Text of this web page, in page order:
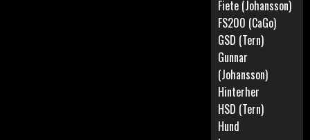
Fiete (Johansson)
FS200 (CaGo)
GSD (Tern)
Gunnar
(Johansson)
Hinterher
HSD (Tern)
Hund